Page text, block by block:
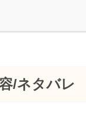
/ネタバレ